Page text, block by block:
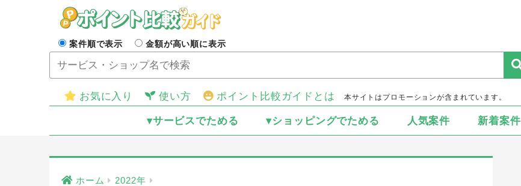
案件順で表示 金額が高い順に表示
お気に入り 使い方 ポイント比較ガイドとは 本サイトはプロモーションが含まれています。
▾サービスでためる ▾ショッピングでためる 人気案件 新着案件
ホーム 2022年